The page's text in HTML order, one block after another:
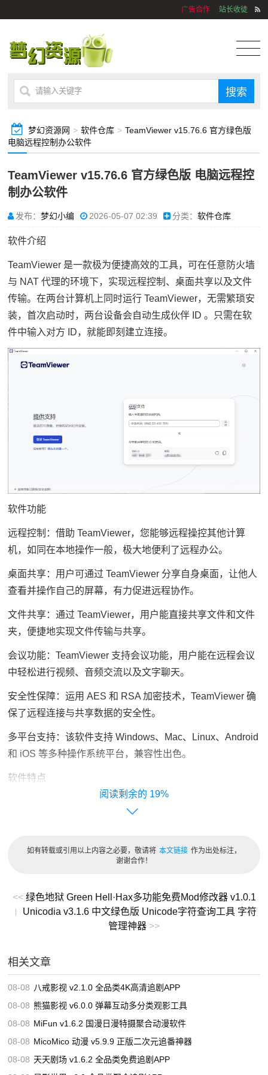
广告合作 站长收徒
梦幻资源网 > 软件仓库 > TeamViewer v15.76.6 官方绿色版
电脑远程控制办公软件
TeamViewer v15.76.6 官方绿色版 电脑远程控
制办公软件
发布：梦幻小编 2026-05-07 02:39 分类：软件仓库
软件介绍
TeamViewer 是一款极为便捷高效的工具，可在任意防火墙
与 NAT 代理的环境下，实现远程控制、桌面共享以及文件
传输。在两台计算机上同时运行 TeamViewer，无需繁琐安
装，首次启动时，两台设备会自动生成伙伴 ID 。只需在软
件中输入对方 ID，就能即刻建立连接。
软件功能
远程控制：借助 TeamViewer，您能够远程操控其他计算
机，如同在本地操作一般，极大地便利了远程办公。
桌面共享：用户可通过 TeamViewer 分享自身桌面，让他人
查看并操作自己的屏幕，有力促进远程协作。
文件共享：通过 TeamViewer，用户能直接共享文件和文件
夹，便捷地实现文件传输与共享。
会议功能：TeamViewer 支持会议功能，用户能在远程会议
中轻松进行视频、音频交流以及文字聊天。
安全性保障：运用 AES 和 RSA 加密技术，TeamViewer 确
保了远程连接与共享数据的安全性。
多平台支持：该软件支持 Windows、Mac、Linux、Android
和 iOS 等多种操作系统平台，兼容性出色。
软件特点
界面简洁易用：TeamViewer 界面直观，操作简单，用户能
费使用，无时间和功能限制。
快速且稳定的远程连接，保障远程协作体验。
多种语言支持：支持中文、英文、法语、德语、意大利语、
多种连接方式：支持直接 IP 地址连接、VPN 连接、远程桌
面连接等多种连接方式，满足不同用户需求。
丰富的功能：除了远程控制、桌面共享、文件共享和会议功
能外，还提供远程打印、远程音频等高级功能，全方位支持
远程连接。
下载地址
19%
如有转载或引用以上内容之必要，敬请将 本文链接 作为出处标注，
谢谢合作！
<< 绿色地狱 Green Hell·Hax多功能免费Mod修改器 v1.0.1
|
Unicodia v3.1.6 中文绿色版 Unicode字符查询工具 字符
管理神器 >>
相关文章
08-08 八戒影视 v2.1.0 全品类4K高清追剧APP
08-08 熊猫影视 v6.0.0 弹幕互动多分类观影工具
08-08 MiFun v1.6.2 国漫日漫特摄聚合动漫软件
08-08 MicoMico 动漫 v5.9.9 正版二次元追番神器
08-08 天天剧场 v1.6.2 全品类免费追剧APP